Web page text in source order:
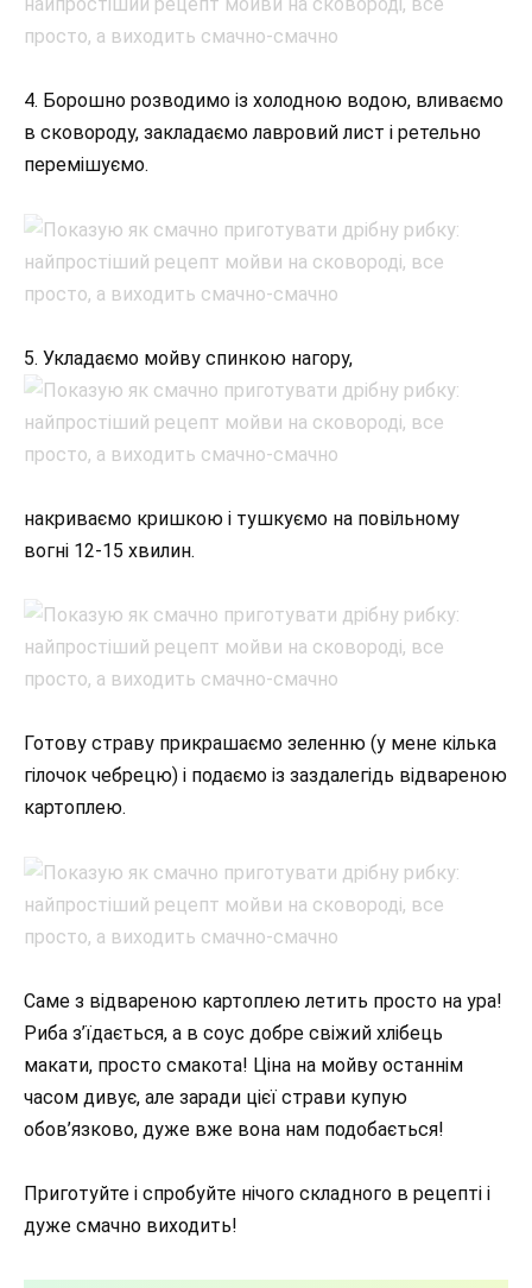
4. Борошно розводимо із холодною водою, вливаємо
в сковороду, закладаємо лавровий лист і ретельно
перемішуємо.
5. Укладаємо мойву спинкою нагору,
накриваємо кришкою і тушкуємо на повільному
вогні 12-15 хвилин.
Готову страву прикрашаємо зеленню (у мене кілька
гілочок чебрецю) і подаємо із заздалегідь відвареною
картоплею.
Саме з відвареною картоплею летить просто на ура!
Риба з’їдається, а в соус добре свіжий хлібець
макати, просто смакота! Ціна на мойву останнім
часом дивує, але заради цієї страви купую
обов’язково, дуже вже вона нам подобається!
Приготуйте і спробуйте нічого складного в рецепті і
дуже смачно виходить!